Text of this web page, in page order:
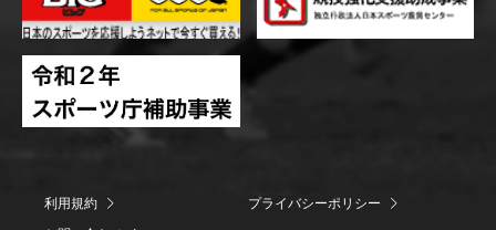
利用規約
プライバシーポリシー